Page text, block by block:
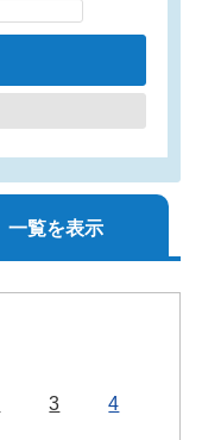
一覧を表示
3 4